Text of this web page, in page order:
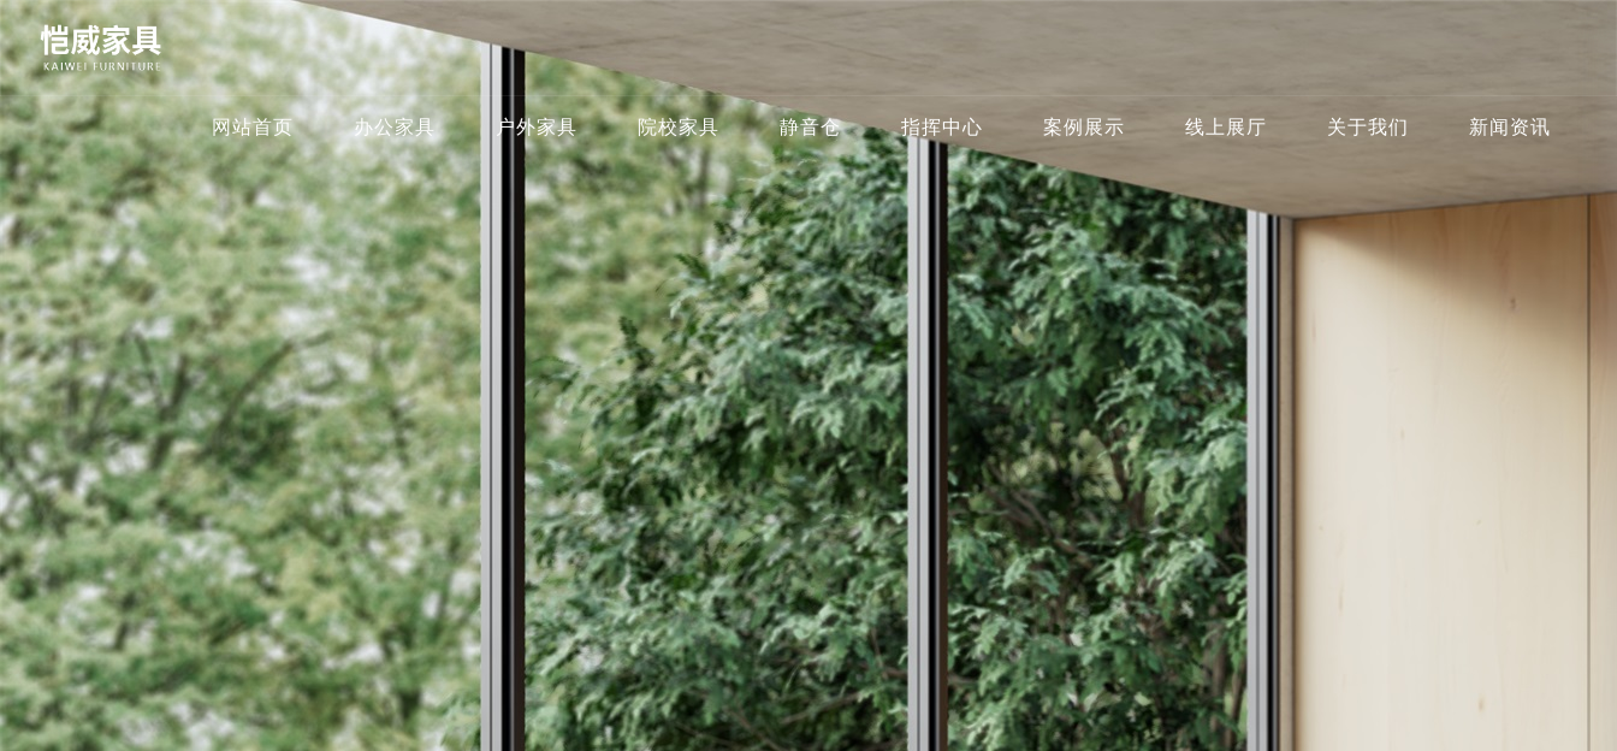
网站首页 办公家具 户外家具 院校家具 静音仓 指挥中心 案例展示 线上展厅 关于我们 新闻资讯